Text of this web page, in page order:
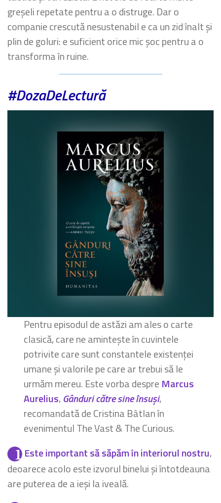
greșeli repetate pentru a o distruge. Dar o
companie crescută nesustenabil e ca un zid înalt și
plin de goluri: e suficient orice mic șoc pentru a o
transforma în ruine.
#DozaDeLectură
Pentru episodul de astăzi am ales o carte
clasică, care ne amintește în cuvintele
potrivite care sunt constantele existenței
umane și valorile pe care ar trebui să le
urmăm mereu. Este vorba despre Marcus
Aurelius, Gânduri către sine însuși,
recomandată de Cristina Bâtlan în
evenimentul The Vast & The Curious.
Este important să săpăm în interiorul nostru,
deoarece acolo este izvorul binelui și întotdeauna
are puterea de a ieși la iveală.